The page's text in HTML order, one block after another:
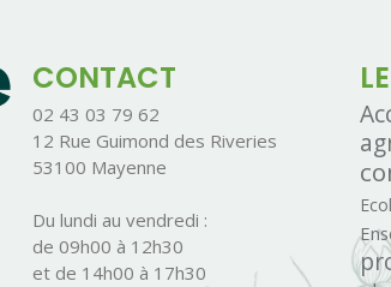
CONTACT
02 43 03 79 62
12 Rue Guimond des Riveries
53100 Mayenne
Du lundi au vendredi :
de 09h00 à 12h30
et de 14h00 à 17h30